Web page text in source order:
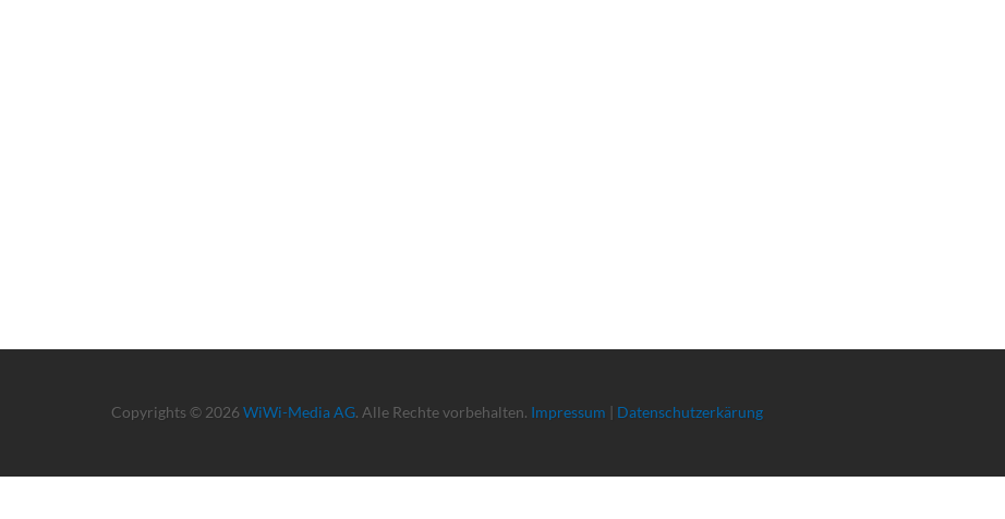
Copyrights © 2026 WiWi-Media AG. Alle Rechte vorbehalten. Impressum | Datenschutzerkärung